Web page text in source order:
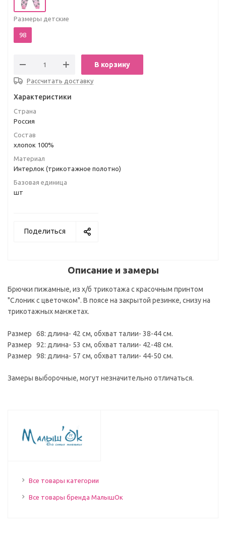
Размеры детские
98
В корзину
Рассчитать доставку
Характеристики
Страна
Россия
Состав
хлопок 100%
Материал
Интерлок (трикотажное полотно)
Базовая единица
шт
Поделиться
Описание и замеры
Брючки пижамные, из х/б трикотажа с красочным принтом
"Слоник с цветочком". В поясе на закрытой резинке, снизу на
трикотажных манжетах.
Размер 68: длина- 42 см, обхват талии- 38-44 см.
Размер 92: длина- 53 см, обхват талии- 42-48 см.
Размер 98: длина- 57 см, обхват талии- 44-50 см.
Замеры выборочные, могут незначительно отличаться.
Все товары категории
Все товары бренда МалышОк